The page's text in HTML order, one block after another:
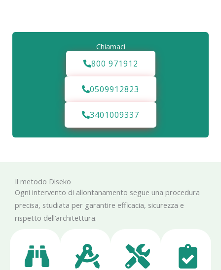
Chiamaci
800 971912
0509912823
3401009337
Il metodo Diseko
Ogni intervento di allontanamento segue una procedura
precisa, studiata per garantire efficacia, sicurezza e
rispetto dell’architettura.